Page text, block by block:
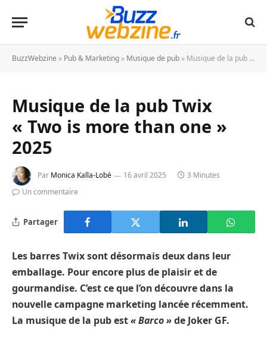
BuzzWebzine » Pub & Marketing » Musique de pub » Musique de la pub Twix « Two is more than one » 2025
Musique de la pub Twix
« Two is more than one »
2025
Par Monica Kalla-Lobé 16 avril 2025
3 Minutes
Un commentaire
Partager
Les barres Twix sont désormais deux dans leur
emballage. Pour encore plus de plaisir et de
gourmandise. C’est ce que l’on découvre dans la
nouvelle campagne marketing lancée récemment.
La musique de la pub est« Barco »de Joker GF.